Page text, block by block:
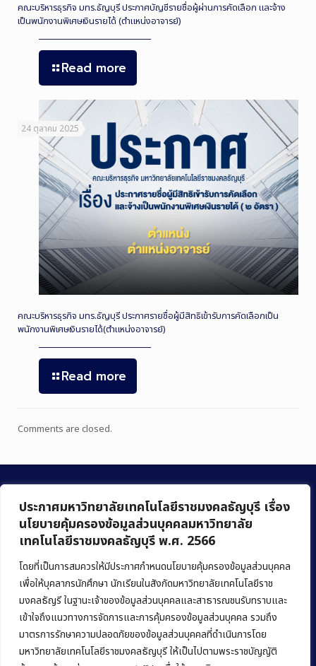
ประกาศมหาวิทยาลัยเทคโนโลยีราชมงคลธัญบุรี เรื่อง
นโยบายคุ้มครองข้อมูลส่วนบุคคลมหาวิทยาลัย
เทคโนโลยีราชมงคลธัญบุรี พ.ศ. 2566
โดยที่เป็นการสมควรให้มีประกาศกำหนดนโยบายคุ้มครองข้อมูลส่วนบุคคล
เพื่อให้บุคลากรนักศึกษา นักเรียนในสังกัดมหาวิทยาลัยเทคโนโลยีราช
มงคลธัญรี ในฐานะเจ้าของข้อมูลส่วนบุคคลและสาธารณชนรับทราบและ
เข้าใจถึงแนวทางการจัดการและการคุ้มครองข้อมูลส่วนบุคคล รวมถึง
มาตรการรักษาความปลอดภัยของข้อมูลส่วนบุคคลที่ดำเนินการโดย
มหาวิทยาลัยเทคโนโลยีราชมงคลธัญบุรี ให้เป็นไปตามพระราชบัญญัติ
คณะบริหารธุรกิจ มทร.ธัญบุรี ประกาศบัญชีรายชื่อผู้ผ่านการคัดเลือก และจ้าง
เป็นพนักงานพิเศษเงินรายได้ (ตำแหน่งอาจารย์)
Read more
24 ตุลาคม 2025
คณะบริหารธุรกิจ มทร.ธัญบุรี ประกาศรายชื่อผู้มีสิทธิเข้ารับการคัดเลือกเป็น
พนักงานพิเศษเงินรายได้(ตำแหน่งอาจารย์)
Read more
Comments are closed.
คณะบริหารธุรกิจ
มหาวิทยาลัยเทคโนโลยีราชมงคลธัญบุรี
39 หมู่ 1 ถนนรังสิต-นครนายก ตำบลคลองหก
อำเภอคลองหลวง จังหวัดปทุมธานี 12120
Phone:+66 (0) 2549 3243,+66 (0) 2549 3241
E-mail:bus@rmutt.ac.th